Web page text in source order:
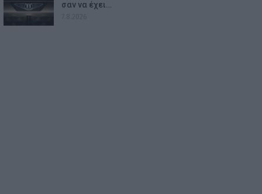
σαν να έχει…